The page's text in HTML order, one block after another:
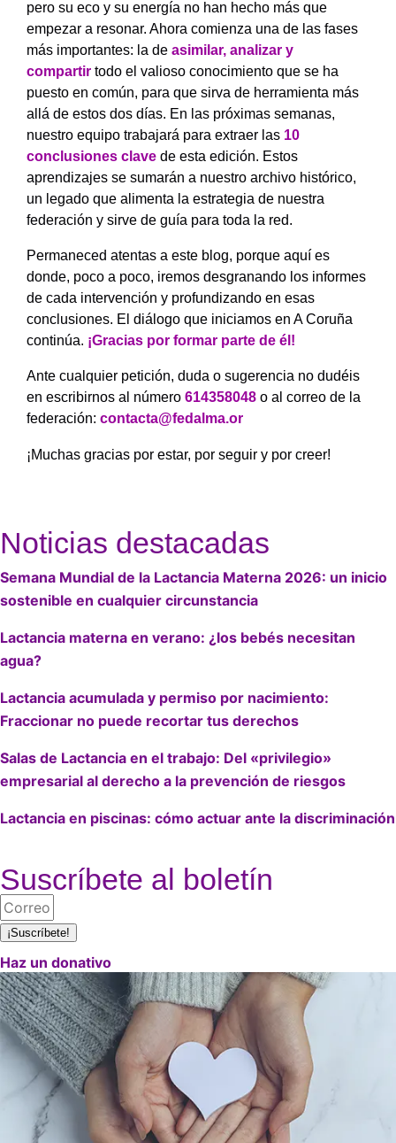
pero su eco y su energía no han hecho más que
empezar a resonar. Ahora comienza una de las fases
más importantes: la de asimilar, analizar y
compartir todo el valioso conocimiento que se ha
puesto en común, para que sirva de herramienta más
allá de estos dos días. En las próximas semanas,
nuestro equipo trabajará para extraer las 10
conclusiones clave de esta edición. Estos
aprendizajes se sumarán a nuestro archivo histórico,
un legado que alimenta la estrategia de nuestra
federación y sirve de guía para toda la red.
Permaneced atentas a este blog, porque aquí es
donde, poco a poco, iremos desgranando los informes
de cada intervención y profundizando en esas
conclusiones. El diálogo que iniciamos en A Coruña
continúa. ¡Gracias por formar parte de él!
Ante cualquier petición, duda o sugerencia no dudéis
en escribirnos al número 614358048 o al correo de la
federación: contacta@fedalma.or
¡Muchas gracias por estar, por seguir y por creer!
Noticias destacadas
Semana Mundial de la Lactancia Materna 2026: un inicio
sostenible en cualquier circunstancia
Lactancia materna en verano: ¿los bebés necesitan
agua?
Lactancia acumulada y permiso por nacimiento:
Fraccionar no puede recortar tus derechos
Salas de Lactancia en el trabajo: Del «privilegio»
empresarial al derecho a la prevención de riesgos
Lactancia en piscinas: cómo actuar ante la discriminación
Suscríbete al boletín
¡Suscríbete!
Haz un donativo